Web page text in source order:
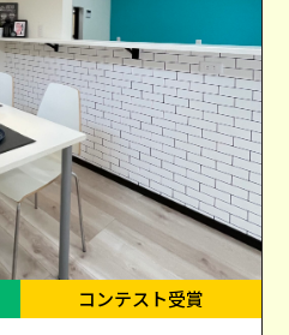
コンテスト受賞